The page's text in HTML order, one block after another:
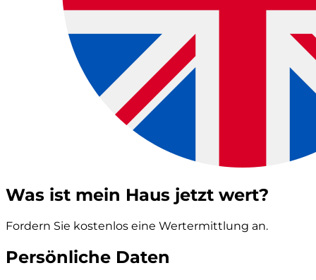
Was ist mein Haus jetzt wert?
Fordern Sie kostenlos eine Wertermittlung an.
Persönliche Daten